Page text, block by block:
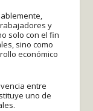
y
solo con el fin
sino como
económico
entre
uno de